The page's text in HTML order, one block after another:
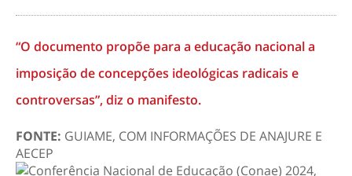
“O documento propõe para a educação nacional a
imposição de concepções ideológicas radicais e
controversas”, diz o manifesto.
FONTE: GUIAME, COM INFORMAÇÕES DE ANAJURE E
AECEP